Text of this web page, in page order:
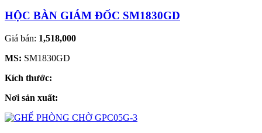
HỘC BÀN GIÁM ĐỐC SM1830GD
Giá bán: 1,518,000
MS: SM1830GD
Kích thước:
Nơi sản xuất: